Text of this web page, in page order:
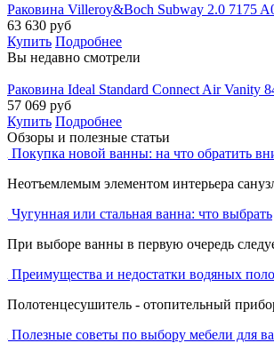
Раковина Villeroy&Boch Subway 2.0 7175
63 630 руб
Купить Подробнее
Вы недавно смотрели
Раковина Ideal Standard Connect Air Vanity
57 069 руб
Купить Подробнее
Обзоры и полезные статьи
Покупка новой ванны: на что обратить
Неотъемлемым элементом интерьера
Чугунная или стальная ванна: что выбрать
При выборе ванны в первую очередь
Преимущества и недостатки водяных
Полотенцесушитель - отопительный
Полезные советы по выбору мебели для